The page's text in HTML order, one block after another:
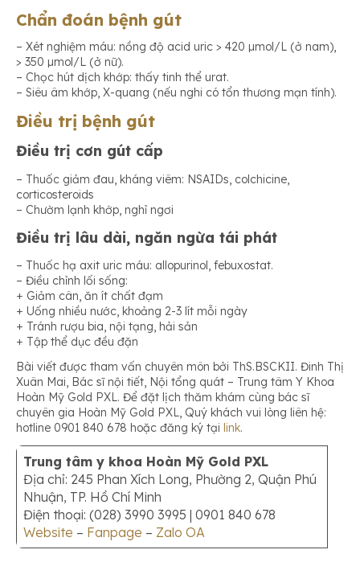
Chẩn đoán bệnh gút
– Xét nghiệm máu: nồng độ acid uric > 420 µmol/L (ở nam),
> 350 µmol/L (ở nữ).
– Chọc hút dịch khớp: thấy tinh thể urat.
– Siêu âm khớp, X-quang (nếu nghi có tổn thương mạn tính).
Điều trị bệnh gút
Điều trị cơn gút cấp
– Thuốc giảm đau, kháng viêm: NSAIDs, colchicine,
corticosteroids
– Chườm lạnh khớp, nghỉ ngơi
Điều trị lâu dài, ngăn ngừa tái phát
– Thuốc hạ axit uric máu: allopurinol, febuxostat.
– Điều chỉnh lối sống:
+ Giảm cân, ăn ít chất đạm
+ Uống nhiều nước, khoảng 2-3 lít mỗi ngày
+ Tránh rượu bia, nội tạng, hải sản
+ Tập thể dục đều đặn
Bài viết được tham vấn chuyên môn bởi ThS.BSCKII. Đinh Thị
Xuân Mai, Bác sĩ nội tiết, Nội tổng quát – Trung tâm Y Khoa
Hoàn Mỹ Gold PXL. Để đặt lịch thăm khám cùng bác sĩ
chuyên gia Hoàn Mỹ Gold PXL, Quý khách vui lòng liên hệ:
hotline 0901 840 678 hoặc đăng ký tại link.
Trung tâm y khoa Hoàn Mỹ Gold PXL
Địa chỉ: 245 Phan Xích Long, Phường 2, Quận Phú
Nhuận, TP. Hồ Chí Minh
Điện thoại: (028) 3990 3995 | 0901 840 678
Website – Fanpage – Zalo OA